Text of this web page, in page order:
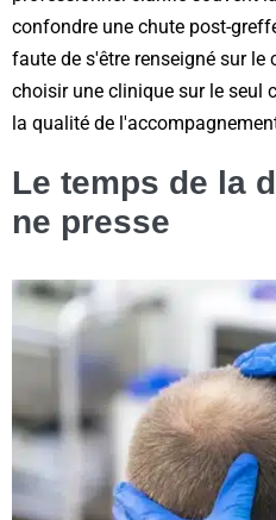
confondre une chute post-
faute de s'être renseigné sur le
choisir une clinique sur le seul
la qualité de
Le temps de la
ne presse